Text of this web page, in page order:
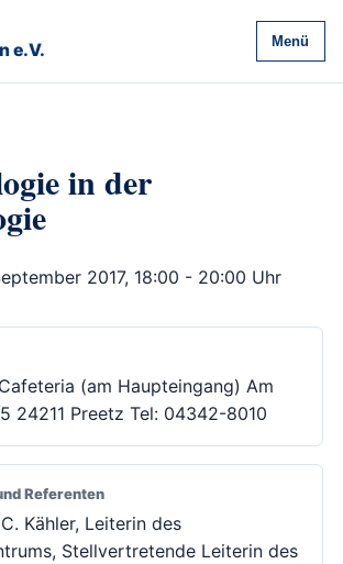
e.V.
Menü
in der
2017, 18:00 - 20:00 Uhr
(am Haupteingang) Am
24211 Preetz Tel: 04342-8010
Referenten
Kähler, Leiterin des
Stellvertretende Leiterin des